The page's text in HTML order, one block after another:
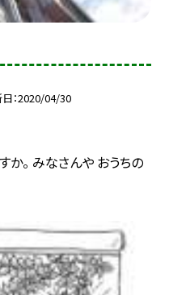
2020/04/30
か。 みなさんや おうちの